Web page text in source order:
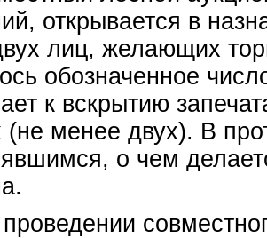
открывается в
лиц, желающих
обозначенное
к вскрытию
(не менее двух). В
о чем